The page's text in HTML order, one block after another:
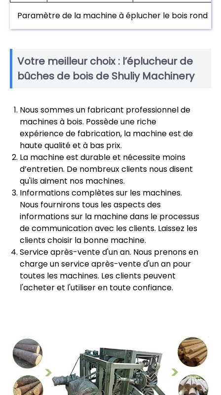
Paramètre de la machine à éplucher le bois rond
Votre meilleur choix : l’éplucheur de
bûches de bois de Shuliy Machinery
Nous sommes un fabricant professionnel de
machines à bois. Possède une riche
expérience de fabrication, la machine est de
haute qualité et à bas prix.
La machine est durable et nécessite moins
d’entretien. De nombreux clients nous disent
qu'ils aiment nos machines.
Informations complètes sur les machines.
Nous fournirons tous les aspects des
informations sur la machine dans le processus
de communication avec les clients. Laissez les
clients choisir la bonne machine.
Service après-vente d'un an. Nous prenons en
charge un service après-vente d'un an pour
toutes les machines. Les clients peuvent
l'acheter et l'utiliser en toute confiance.